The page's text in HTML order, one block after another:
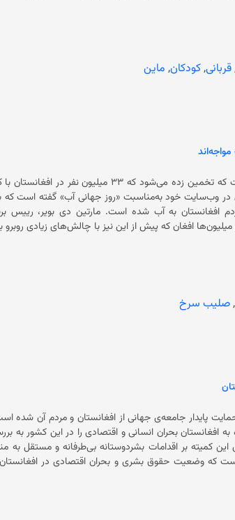
هیأت معاونت سازمان ملل متحد برای افغانستان در ادامه تاکید کرده است که
قربانی,کودکان, ماین
کمیته‌ بین‌‌المللی صلیب سرخ درتازه‌ترین مورد اعلام کرده است که تخمین زده می‌شود
(شنبه، ۲ حمل) با نشر گزارشی در وب‌سایت خود به‌مناسبت «روز جهانی آب» گفته
افزایش دمای هوا و خشک‌سالی باعث کاهش دسترسی مردم افغانستان به آب
افغان که پیش از این نیز با چالش‌های زیادی روبرو
آب و اسکان کمیته‌ بین‌المللی صلیب سرخ در افغانستان افزوده
,صلیب سرخ
افغانستان بحران انسانی و اقتصادی را در این کشور به
کمیته بر اقدامات بشردوستانه بی‌طرفانه و مستقل به
تاکید کرده است. او تاکید کرده است که وضعیت حقوق بشری و بحران اقتصادی در
کمک‌های بشردوستانه واشنگتن به افغانستان را به حالت